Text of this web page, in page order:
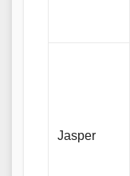
Jasper